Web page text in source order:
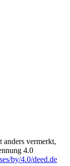
anders vermerkt,
4.0
by/4.0/deed.de